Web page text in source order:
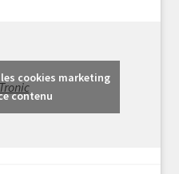
cookies marketing
contenu